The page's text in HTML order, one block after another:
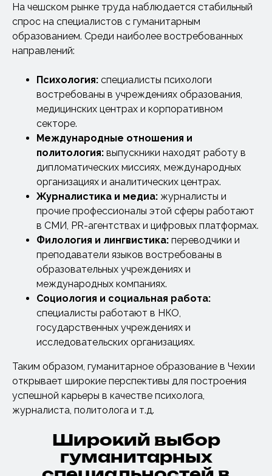
На чешском рынке труда наблюдается стабильный
спрос на специалистов с гуманитарным
образованием. Среди наиболее востребованных
направлений:
Психология: специалисты психологи
востребованы в учреждениях образования,
медицинских центрах и корпоративном
секторе.
Международные отношения и
политология: выпускники находят работу в
дипломатических миссиях, международных
организациях и аналитических центрах.
Журналистика и медиа: журналисты и
прочие профессионалы этой сферы работают
в СМИ, PR-агентствах и цифровых платформах.
Филология и лингвистика: переводчики и
преподаватели языков востребованы в
образовательных учреждениях и
международных компаниях.
Социология и социальная работа:
специалисты работают в НКО,
государственных учреждениях и
исследовательских организациях.
Таким образом, гуманитарное образование в Чехии
открывает широкие перспективы для построения
успешной карьеры в качестве психолога,
журналиста, политолога и т.д.
Широкий выбор
гуманитарных